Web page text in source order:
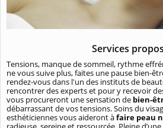
Services
Tensions, manque de sommeil, rythme
ne vous suive plus, faites une pause bien-
rendez-vous dans l'un des instituts de
rencontrer des experts et pour y recevoir
vous procureront une sensation de bien-
débarrassant de vos tensions. Soins du
esthéticiennes vous aideront àfaire peau